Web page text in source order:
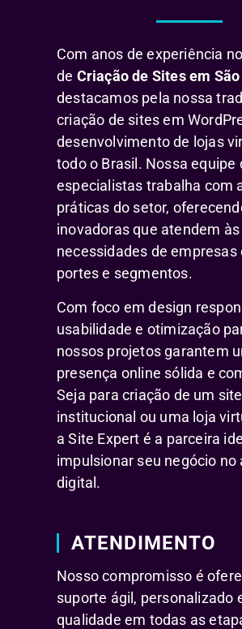
Com anos de experiência
de Criação de Sites em
destacamos pela nossa
criação de sites em
desenvolvimento de lojas
todo o Brasil. Nossa equipe
especialistas trabalha com
práticas do setor,
inovadoras que atendem às
necessidades de empresas
portes e segmentos.
Com foco em design
usabilidade e otimização
nossos projetos garantem
presença online sólida e
Seja para criação de um site
institucional ou uma loja
a Site Expert é a parceira
impulsionar seu negócio no
digital.
ATENDIMENTO
Nosso compromisso é
suporte ágil, personalizado
qualidade em todas as